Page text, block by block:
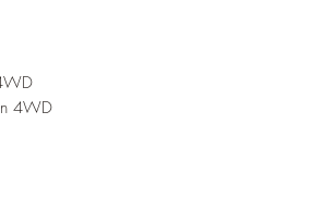
4WD